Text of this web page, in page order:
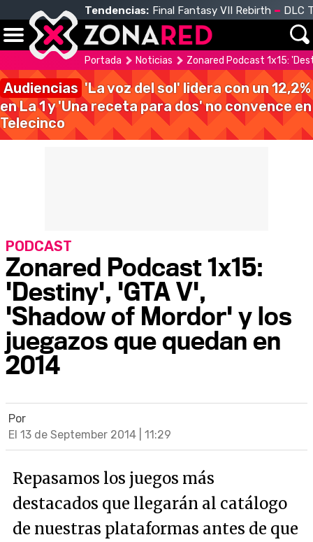
Tendencias: Final Fantasy VII Rebirth DLC
Portada Noticias Zonared Podcast 1x15:
Audiencias 'La voz del sol' lidera con un 12,2%
en La 1 y 'Una receta para dos' no convence en
Telecinco
Zonared Podcast 1x15:
'Destiny', 'GTA V',
'Shadow of Mordor' y los
juegazos que quedan en
2014
PODCAST
Por
El 13 de September 2014 | 11:29
Repasamos los juegos más
destacados que llegarán al catálogo
de nuestras plataformas antes de que